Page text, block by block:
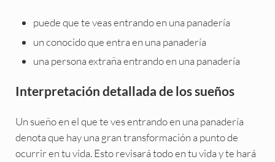
puede que te veas entrando en una panadería
un conocido que entra en una panadería
una persona extraña entrando en una panadería
Interpretación detallada de los sueños
Un sueño en el que te ves entrando en una panadería
denota que hay una gran transformación a punto de
ocurrir en tu vida. Esto revisará todo en tu vida y te hará